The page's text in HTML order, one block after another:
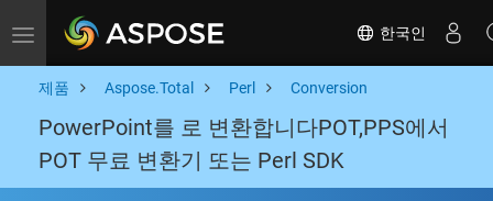
Toggle navigation 한국인
제품 Aspose.Total Perl Conversion
PowerPoint를 로 변환합니다POT,PPS에서
POT 무료 변환기 또는 Perl SDK